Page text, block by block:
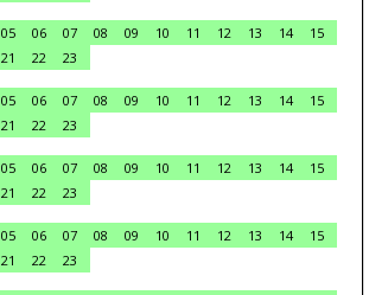
05 06 07 08 09 10 11 12 13 14
15
21 22
23
05 06 07 08 09 10 11 12 13 14
15
21 22
23
05 06 07 08 09 10 11 12 13 14
15
21 22
23
05 06 07 08 09 10 11 12 13 14
15
21 22
23